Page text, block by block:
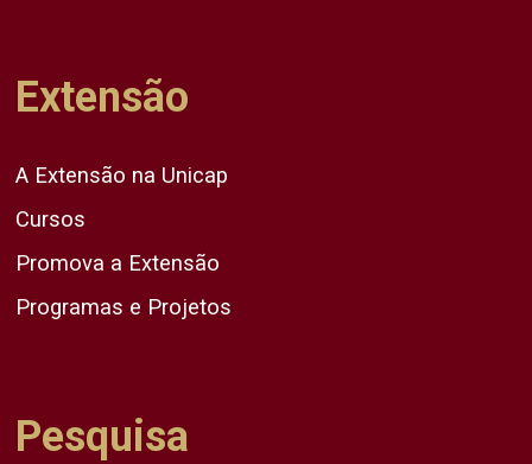
Extensão
A Extensão na Unicap
Cursos
Promova a Extensão
Programas e Projetos
Pesquisa